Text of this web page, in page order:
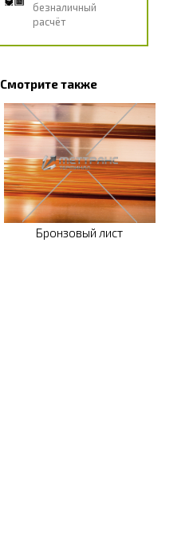
безналичный
расчёт
Смотрите также
Бронзовый лист